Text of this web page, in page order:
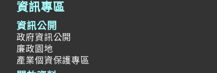
資訊專區
資訊公開
政府資訊公開
廉政園地
產業個資保護專區